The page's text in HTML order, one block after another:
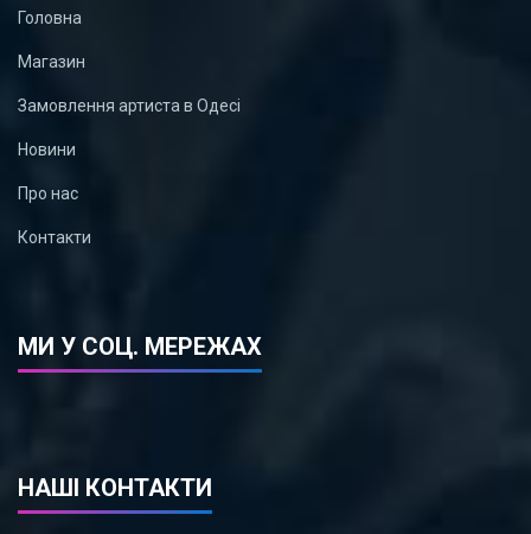
Головна
Магазин
Замовлення артиста в Одесі
Новини
Про нас
Контакти
МИ У СОЦ. МЕРЕЖАХ
НАШІ КОНТАКТИ